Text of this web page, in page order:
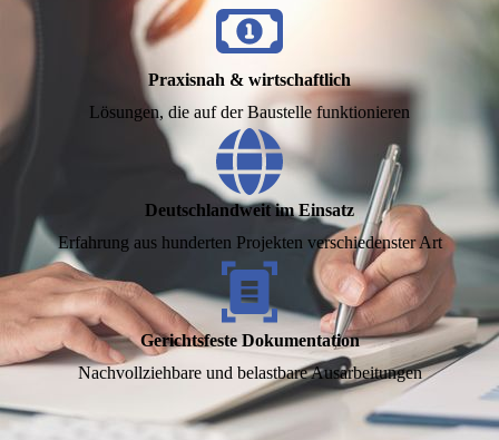
Praxisnah & wirtschaftlich
Lösungen, die auf der Baustelle funktionieren
Deutschlandweit im Einsatz
Erfahrung aus hunderten Projekten verschiedenster Art
Gerichtsfeste Dokumentation
Nachvollziehbare und belastbare Ausarbeitungen